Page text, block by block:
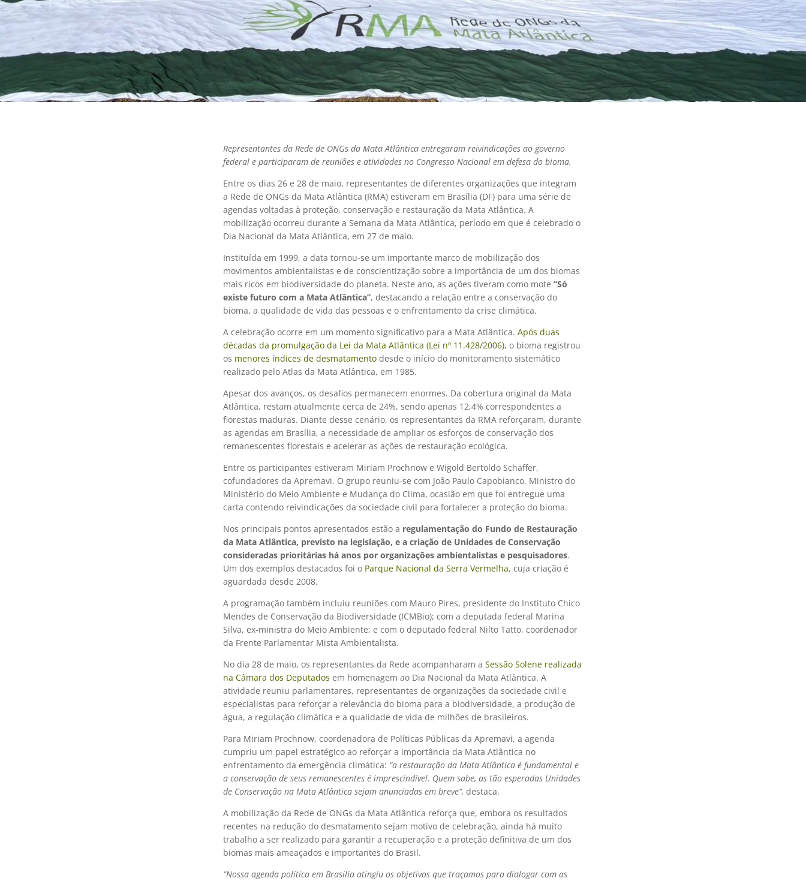
Representantes da Rede de ONGs da Mata Atlântica entregaram reivindicações ao governo
federal e participaram de reuniões e atividades no Congresso Nacional em defesa do bioma.
Entre os dias 26 e 28 de maio, representantes de diferentes organizações que integram
a Rede de ONGs da Mata Atlântica (RMA) estiveram em Brasília (DF) para uma série de
agendas voltadas à proteção, conservação e restauração da Mata Atlântica. A
mobilização ocorreu durante a Semana da Mata Atlântica, período em que é celebrado o
Dia Nacional da Mata Atlântica, em 27 de maio.
Instituída em 1999, a data tornou-se um importante marco de mobilização dos
movimentos ambientalistas e de conscientização sobre a importância de um dos biomas
mais ricos em biodiversidade do planeta. Neste ano, as ações tiveram como mote “Só
existe futuro com a Mata Atlântica”, destacando a relação entre a conservação do
bioma, a qualidade de vida das pessoas e o enfrentamento da crise climática.
A celebração ocorre em um momento significativo para a Mata Atlântica. Após duas
décadas da promulgação da Lei da Mata Atlântica (Lei nº 11.428/2006), o bioma registrou
os menores índices de desmatamento desde o início do monitoramento sistemático
realizado pelo Atlas da Mata Atlântica, em 1985.
Apesar dos avanços, os desafios permanecem enormes. Da cobertura original da Mata
Atlântica, restam atualmente cerca de 24%, sendo apenas 12,4% correspondentes a
florestas maduras. Diante desse cenário, os representantes da RMA reforçaram, durante
as agendas em Brasília, a necessidade de ampliar os esforços de conservação dos
remanescentes florestais e acelerar as ações de restauração ecológica.
Entre os participantes estiveram Miriam Prochnow e Wigold Bertoldo Schäffer,
cofundadores da Apremavi. O grupo reuniu-se com João Paulo Capobianco, Ministro do
Ministério do Meio Ambiente e Mudança do Clima, ocasião em que foi entregue uma
carta contendo reivindicações da sociedade civil para fortalecer a proteção do bioma.
Nos principais pontos apresentados estão a regulamentação do Fundo de Restauração
da Mata Atlântica, previsto na legislação, e a criação de Unidades de Conservação
consideradas prioritárias há anos por organizações ambientalistas e pesquisadores.
Um dos exemplos destacados foi o Parque Nacional da Serra Vermelha, cuja criação é
aguardada desde 2008.
A programação também incluiu reuniões com Mauro Pires, presidente do Instituto Chico
Mendes de Conservação da Biodiversidade (ICMBio); com a deputada federal Marina
Silva, ex-ministra do Meio Ambiente; e com o deputado federal Nilto Tatto, coordenador
da Frente Parlamentar Mista Ambientalista.
No dia 28 de maio, os representantes da Rede acompanharam a Sessão Solene realizada
na Câmara dos Deputados em homenagem ao Dia Nacional da Mata Atlântica. A
atividade reuniu parlamentares, representantes de organizações da sociedade civil e
especialistas para reforçar a relevância do bioma para a biodiversidade, a produção de
água, a regulação climática e a qualidade de vida de milhões de brasileiros.
Para Miriam Prochnow, coordenadora de Políticas Públicas da Apremavi, a agenda
cumpriu um papel estratégico ao reforçar a importância da Mata Atlântica no
enfrentamento da emergência climática: “a restauração da Mata Atlântica é fundamental e
a conservação de seus remanescentes é imprescindível. Quem sabe, as tão esperadas Unidades
de Conservação na Mata Atlântica sejam anunciadas em breve”, destaca.
A mobilização da Rede de ONGs da Mata Atlântica reforça que, embora os resultados
recentes na redução do desmatamento sejam motivo de celebração, ainda há muito
trabalho a ser realizado para garantir a recuperação e a proteção definitiva de um dos
biomas mais ameaçados e importantes do Brasil.
“Nossa agenda política em Brasília atingiu os objetivos que traçamos para dialogar com as